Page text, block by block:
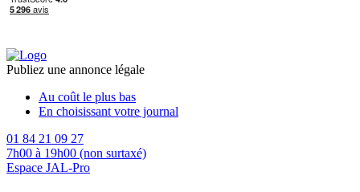
Publiez une annonce légale
Au coût le plus bas
En choisissant votre journal
01 84 21 09 27
7h00 à 19h00 (non surtaxé)
Espace JAL-Pro